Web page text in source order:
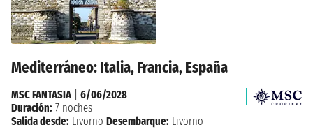
Mediterráneo: Italia, Francia, España
MSC FANTASIA| 6/06/2028
Duración: 7 noches
Salida desde: Livorno Desembarque: Livorno